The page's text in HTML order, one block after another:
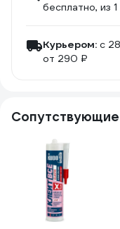
бесплатно, из
Курьером: c
от 290 ₽